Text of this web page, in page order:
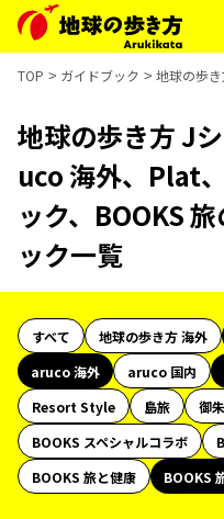
TOP ガイドブック 地球の歩
地球の歩き方 J
uco 海外、Plat
ック、BOOKS
ック一覧
すべて 地球の歩き方 海外
aruco 海外
aruco 国内
Resort Style
島旅 御
BOOKS スペシャルコラボ
BOOKS 旅と健康
BOOKS